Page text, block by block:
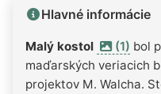
Hlavné informácie
Malý kostol (1) bol
maďarských veriacich
projektov M. Walcha.